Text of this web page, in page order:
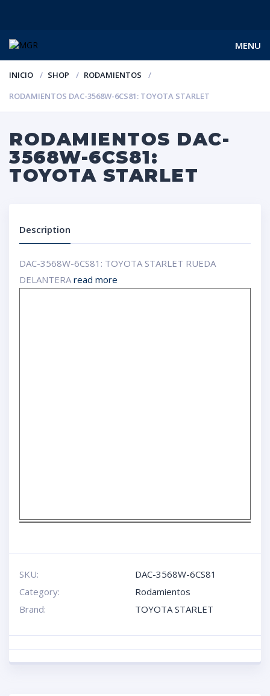
MENU
INICIO SHOP
RODAMIENTOS
RODAMIENTOS DAC-3568W-6CS81: TOYOTA STARLET
RODAMIENTOS DAC-
3568W-6CS81:
TOYOTA STARLET
Description
DAC-3568W-6CS81: TOYOTA STARLET RUEDA
DELANTERAread more
SKU:
DAC-3568W-6CS81
Category:
Rodamientos
Brand:
TOYOTA STARLET